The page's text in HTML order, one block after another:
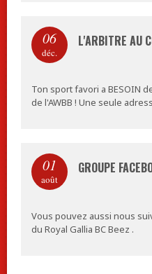
06
déc.
L'ARBITRE AU
Ton sport favori a BESOIN
de l'AWBB ! Une seule
01
août
GROUPE
Vous pouvez aussi nous
du Royal Gallia BC Beez .